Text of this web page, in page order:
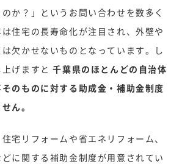
か？」というお問い合わせを数多く
住宅の長寿命化が注目され、外壁や
欠かせないものとなっています。し
上げますと千葉県のほとんどの自治体
のものに対する助成金・補助金制度
ん。
宅リフォームや省エネリフォーム、
に関する補助金制度が用意されてい